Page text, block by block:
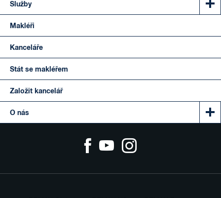
Služby
Makléři
Kanceláře
Stát se makléřem
Založit kancelář
O nás